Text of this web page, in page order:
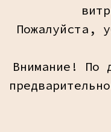
Пожалуйста,
Внимание! По